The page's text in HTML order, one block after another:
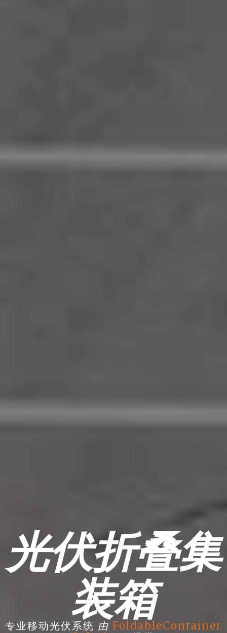
光伏折叠集
装箱
专业移动光伏系统 由 FoldableContainer